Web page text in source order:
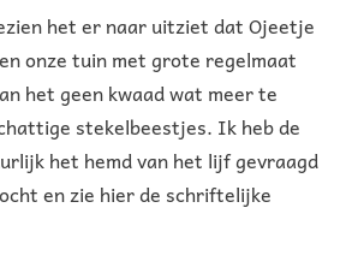
het er naar uitziet dat Ojeetje
onze tuin met grote regelmaat
het geen kwaad wat meer te
stekelbeestjes. Ik heb de
het hemd van het lijf gevraagd
en zie hier de schriftelijke